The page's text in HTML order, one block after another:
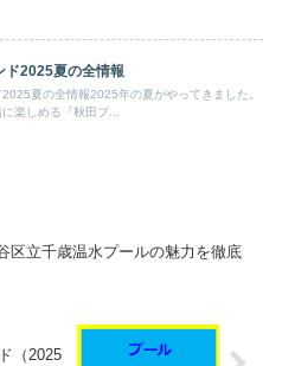
ド2025夏の全情報
夏の全情報2025年の夏がやってきました。
楽しめる『秋田プ...
区立千歳温水プールの魅力を徹底
（2025